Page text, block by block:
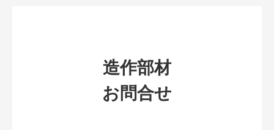
造作部材
お問合せ